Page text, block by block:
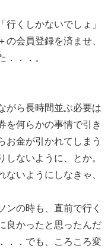
くしかないでしょ」
の会員登録を済ませ、
．．．。
がら長時間並ぶ必要は
を何らかの事情で引き
お金が引かれてしまう
ないように、とか。
いようにしなきゃ、
ンの時も、直前で行く
良かったと思ったんだ
．．でも、ころころ変